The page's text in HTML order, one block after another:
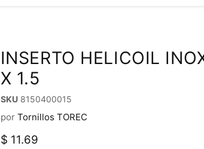
INSERTO HELICOIL
X 1.5
SKU 8150400015
por Tornillos TOREC
Precio actual
$ 11.69